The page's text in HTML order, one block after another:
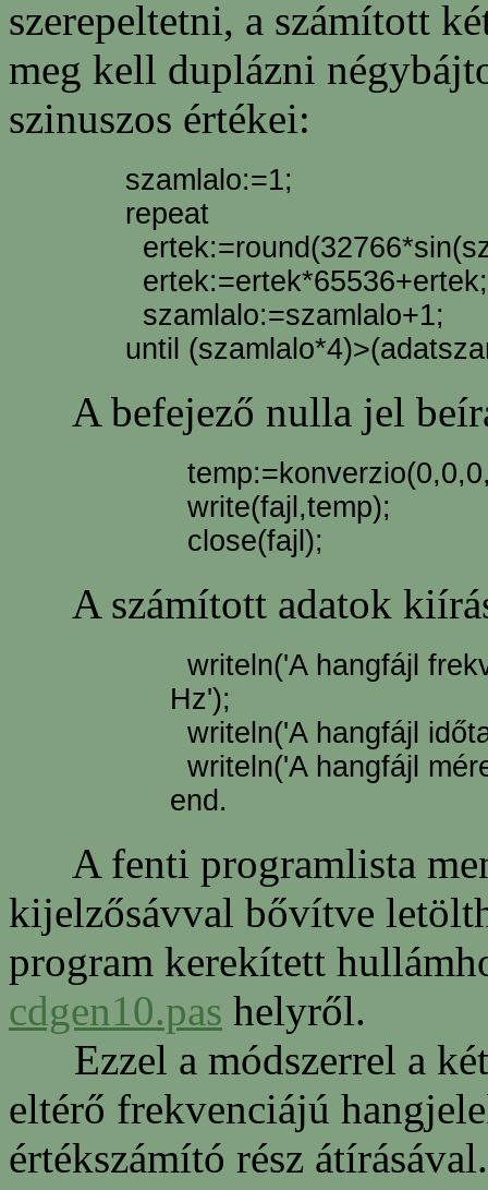
szerepeltetni, a számított
meg kell duplázni
szinuszos értékei:
szamlalo:=1;
repeat
ertek:=ertek*65536+ertek;
szamlalo:=szamlalo+1;
until
A befejező nulla jel
write(fajl,temp);
close(fajl);
A számított adatok
writeln('A hangfájl
Hz');
writeln('A hangfájl
writeln('A hangfájl
end.
A fenti programlista
kijelzősávval bővítve
program kerekített
cdgen10.pas helyről.
Ezzel a módszerrel a két
eltérő frekvenciájú
értékszámító rész átírásával.